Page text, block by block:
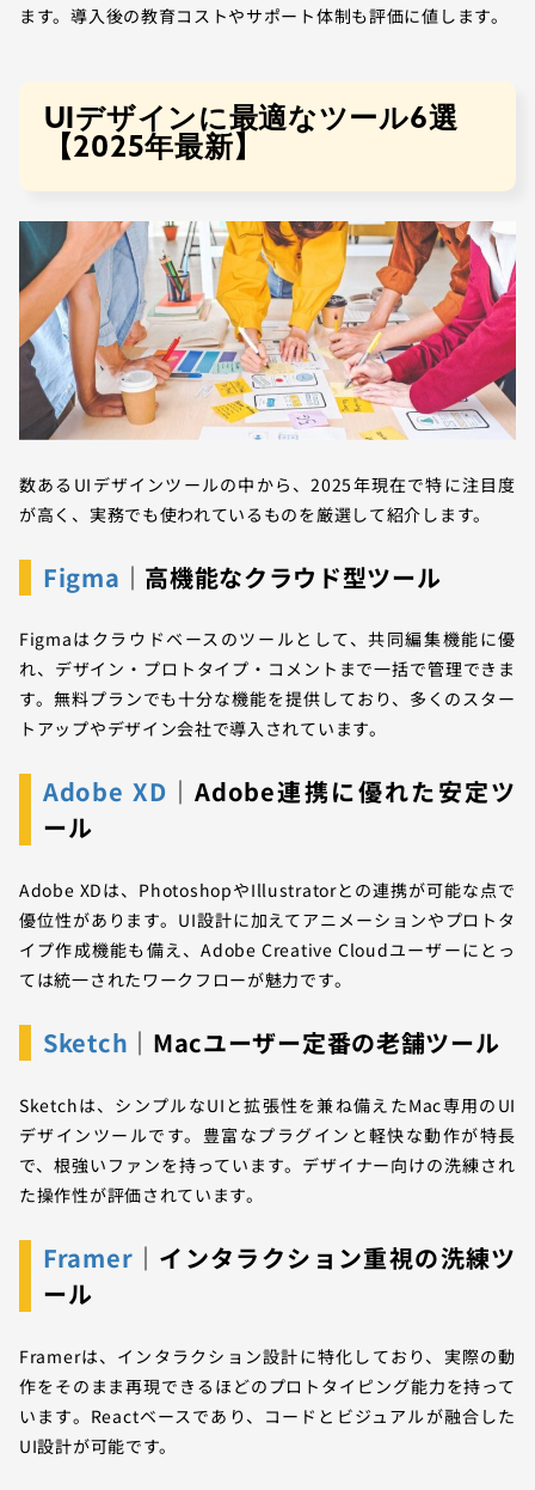
ます。導入後の教育コストやサポート体制も評価に値します。
UIデザインに最適なツール6選
【2025年最新】
数あるUIデザインツールの中から、2025年現在で特に注目度
が高く、実務でも使われているものを厳選して紹介します。
Figma ｜高機能なクラウド型ツール
Figmaはクラウドベースのツールとして、共同編集機能に優
れ、デザイン・プロトタイプ・コメントまで一括で管理できま
す。無料プランでも十分な機能を提供しており、多くのスター
トアップやデザイン会社で導入されています。
Adobe XD ｜Adobe連携に優れた安定ツ
ール
Adobe XDは、PhotoshopやIllustratorとの連携が可能な点で
優位性があります。UI設計に加えてアニメーションやプロトタ
イプ作成機能も備え、Adobe Creative Cloudユーザーにとっ
ては統一されたワークフローが魅力です。
Sketch ｜Macユーザー定番の老舗ツール
Sketchは、シンプルなUIと拡張性を兼ね備えたMac専用のUI
デザインツールです。豊富なプラグインと軽快な動作が特長
で、根強いファンを持っています。デザイナー向けの洗練され
た操作性が評価されています。
Framer ｜インタラクション重視の洗練ツ
ール
Framerは、インタラクション設計に特化しており、実際の動
作をそのまま再現できるほどのプロトタイピング能力を持って
います。Reactベースであり、コードとビジュアルが融合した
UI設計が可能です。